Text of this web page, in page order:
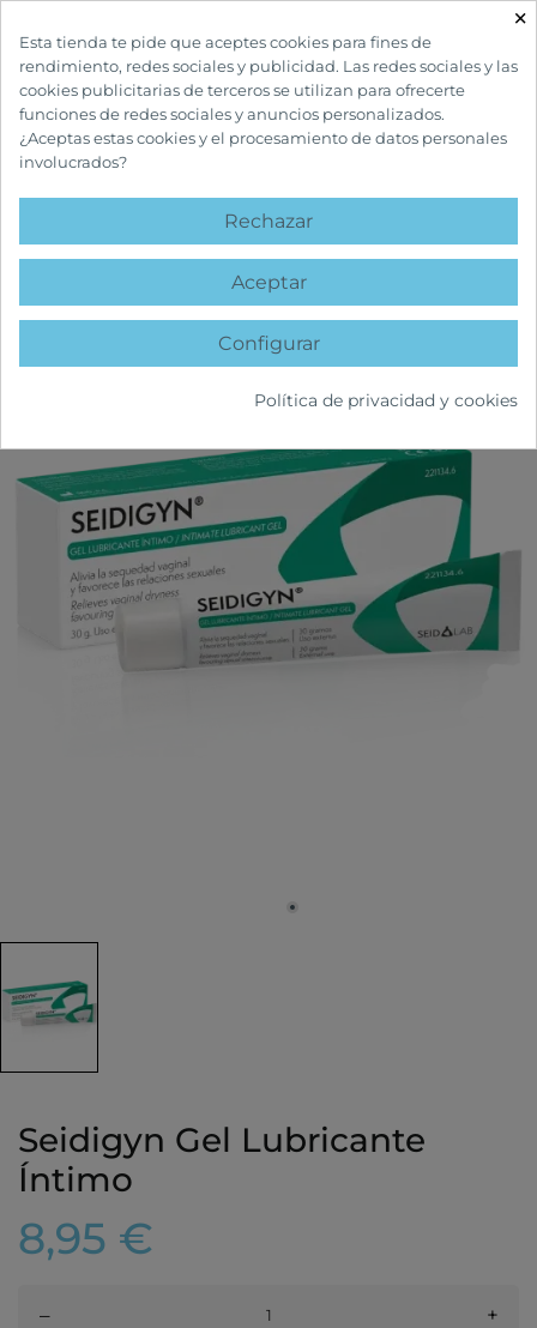
INICIO SALUD SEXUAL
favorite
Seidigyn Gel Lubricante
Íntimo
8,95 €
– +
×
Esta tienda te pide que aceptes cookies para fines de
rendimiento, redes sociales y publicidad. Las redes sociales y las
cookies publicitarias de terceros se utilizan para ofrecerte
funciones de redes sociales y anuncios personalizados.
¿Aceptas estas cookies y el procesamiento de datos personales
involucrados?
Rechazar
Aceptar
Configurar
Política de privacidad y cookies